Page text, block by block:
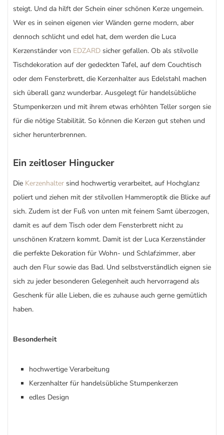
steigt. Und da hilft der Schein einer schönen Kerze ungemein.
Wer es in seinen eigenen vier Wänden gerne modern, aber
dennoch schlicht und edel hat, dem werden die Luca
Kerzenständer von EDZARD sicher gefallen. Ob als stilvolle
Tischdekoration auf der gedeckten Tafel, auf dem Couchtisch
oder dem Fensterbrett, die Kerzenhalter aus Edelstahl machen
sich überall ganz wunderbar. Ausgelegt für handelsübliche
Stumpenkerzen und mit ihrem etwas erhöhten Teller sorgen sie
für die nötige Stabilität. So können die Kerzen gut stehen und
sicher herunterbrennen.
Ein zeitloser Hingucker
Die Kerzenhalter sind hochwertig verarbeitet, auf Hochglanz
poliert und ziehen mit der stilvollen Hammeroptik die Blicke auf
sich. Zudem ist der Fuß von unten mit feinem Samt überzogen,
damit es auf dem Tisch oder dem Fensterbrett nicht zu
unschönen Kratzern kommt. Damit ist der Luca Kerzenständer
die perfekte Dekoration für Wohn- und Schlafzimmer, aber
auch den Flur sowie das Bad. Und selbstverständlich eignen sie
sich zu jeder besonderen Gelegenheit auch hervorragend als
Geschenk für alle Lieben, die es zuhause auch gerne gemütlich
haben.
Besonderheit
hochwertige Verarbeitung
Kerzenhalter für handelsübliche Stumpenkerzen
edles Design